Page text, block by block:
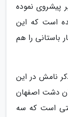
پیشروی نموده
است که این
باستانی را هم
نامش در این
دشت اصفهان
است که سه